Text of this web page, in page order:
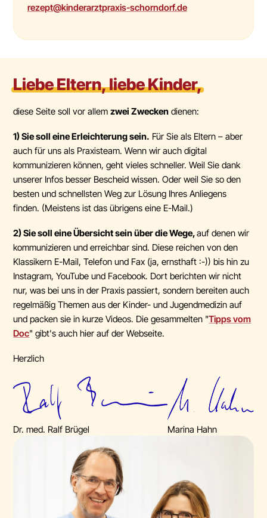
rezept@kinderarztpraxis-schorndorf.de
Liebe Eltern, liebe Kinder,
diese Seite soll vor allemzwei Zwecken dienen:
1) Sie soll eine Erleichterung sein. Für Sie als Eltern – aber
auch für uns als Praxisteam. Wenn wir auch digital
kommunizieren können, geht vieles schneller. Weil Sie dank
unserer Infos besser Bescheid wissen. Oder weil Sie so den
besten und schnellsten Weg zur Lösung Ihres Anliegens
finden. (Meistens ist das übrigens eine E-Mail.)
2) Sie soll eine Übersicht sein über die Wege,auf denen wir
kommunizieren und erreichbar sind. Diese reichen von den
Klassikern E-Mail, Telefon und Fax (ja, ernsthaft :-)) bis hin zu
Instagram, YouTube und Facebook. Dort berichten wir nicht
nur, was bei uns in der Praxis passiert, sondern bereiten auch
regelmäßig Themen aus der Kinder- und Jugendmedizin auf
und packen sie in kurze Videos. Die gesammelten "Tipps vom
Doc" gibt's auch hier auf der Webseite.
Herzlich
Dr. med. Ralf Brügel Marina Hahn